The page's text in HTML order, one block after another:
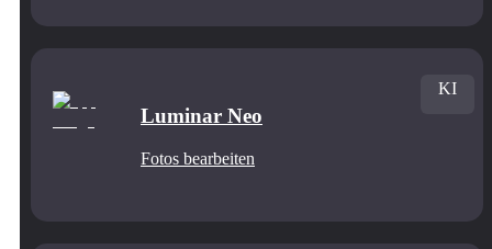
Luminar Neo
Fotos bearbeiten
KI